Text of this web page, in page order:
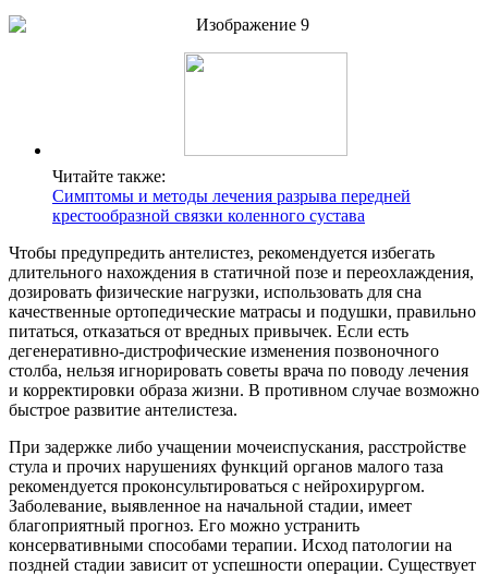
Читайте также:
Симптомы и методы лечения разрыва передней
крестообразной связки коленного сустава
Чтобы предупредить антелистез, рекомендуется избегать
длительного нахождения в статичной позе и переохлаждения,
дозировать физические нагрузки, использовать для сна
качественные ортопедические матрасы и подушки, правильно
питаться, отказаться от вредных привычек. Если есть
дегенеративно-дистрофические изменения позвоночного
столба, нельзя игнорировать советы врача по поводу лечения
и корректировки образа жизни. В противном случае возможно
быстрое развитие антелистеза.
При задержке либо учащении мочеиспускания, расстройстве
стула и прочих нарушениях функций органов малого таза
рекомендуется проконсультироваться с нейрохирургом.
Заболевание, выявленное на начальной стадии, имеет
благоприятный прогноз. Его можно устранить
консервативными способами терапии. Исход патологии на
поздней стадии зависит от успешности операции. Существует